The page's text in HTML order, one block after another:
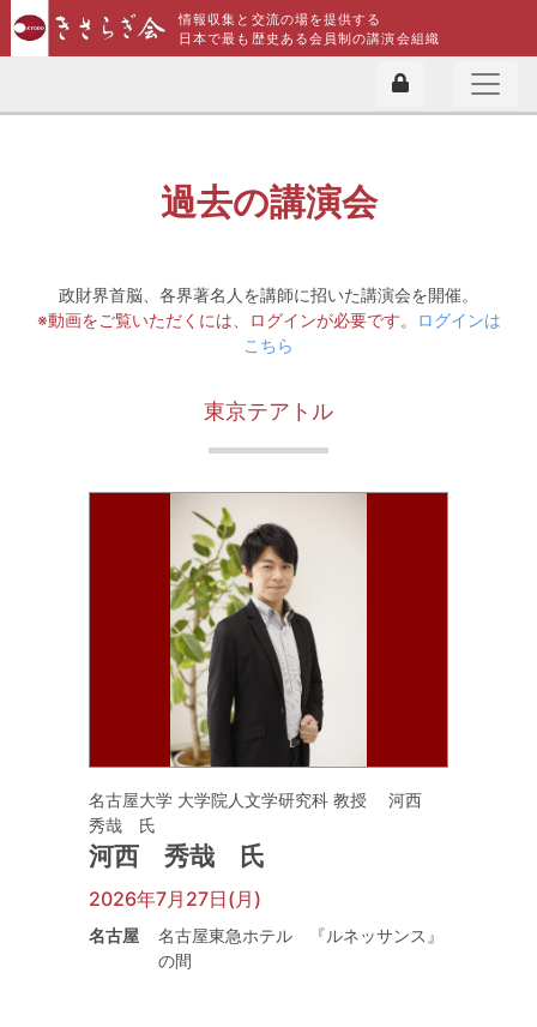
情報収集と交流の場を提供する
日本で最も歴史ある会員制の講演会組織
過去の講演会
政財界首脳、各界著名人を講師に招いた講演会を開催。
※動画をご覧いただくには、ログインが必要です。
ログインは
こちら
東京テアトル
名古屋大学 大学院人文学研究科 教授 河西
秀哉 氏
河西 秀哉 氏
2026年7月27日(月)
名古屋
名古屋東急ホテル 『ルネッサンス』
の間